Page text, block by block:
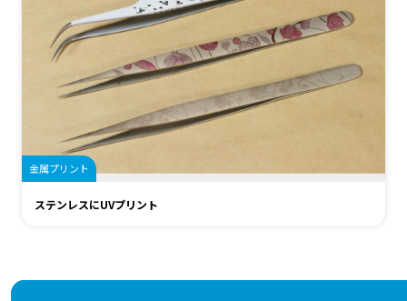
金属プリント
ステンレスにUVプリント